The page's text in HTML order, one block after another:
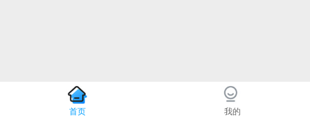
首页 我的